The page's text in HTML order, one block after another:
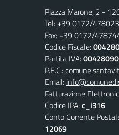
Piazza Marone, 2 -
Tel: +39 0172/478023
Fax: +39 0172/
Codice Fiscale:
Partita IVA:
P.E.C.:
Email:
Fatturazione
Codice IPA:c_i316
Conto Corrente
12069